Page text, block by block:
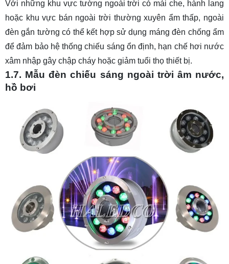
Với những khu vực tường ngoài trời có mái che, hành lang
hoặc khu vực bán ngoài trời thường xuyên ẩm thấp, ngoài
đèn gắn tường có thể kết hợp sử dụng máng đèn chống ẩm
để đảm bảo hệ thống chiếu sáng ổn định, hạn chế hơi nước
xâm nhập gây chập cháy hoặc giảm tuổi thọ thiết bị.
1.7. Mẫu đèn chiếu sáng ngoài trời âm nước,
hồ bơi